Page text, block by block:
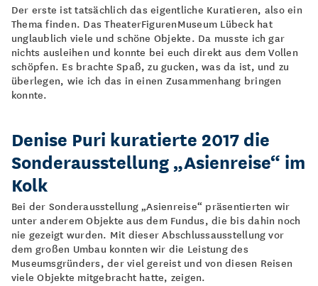
Der erste ist tatsächlich das eigentliche Kuratieren, also ein
Thema finden. Das TheaterFigurenMuseum Lübeck hat
unglaublich viele und schöne Objekte. Da musste ich gar
nichts ausleihen und konnte bei euch direkt aus dem Vollen
schöpfen. Es brachte Spaß, zu gucken, was da ist, und zu
überlegen, wie ich das in einen Zusammenhang bringen
konnte.
Denise Puri kuratierte 2017 die
Sonderausstellung „Asienreise“ im
Kolk
Bei der Sonderausstellung „Asienreise“ präsentierten wir
unter anderem Objekte aus dem Fundus, die bis dahin noch
nie gezeigt wurden. Mit dieser Abschlussausstellung vor
dem großen Umbau konnten wir die Leistung des
Museumsgründers, der viel gereist und von diesen Reisen
viele Objekte mitgebracht hatte, zeigen.